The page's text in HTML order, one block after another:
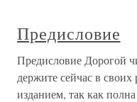
Предисловие
Предисловие Дорогой
держите сейчас в
изданием, так как